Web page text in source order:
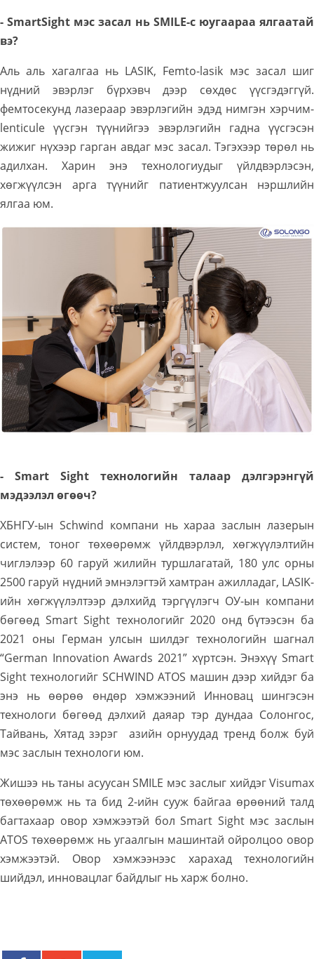
- SmartSight мэс засал нь SMILE-с юугаараа ялгаатай
вэ?
Аль аль хагалгаа нь LASIK, Femto-lasik мэс засал шиг
нүдний эвэрлэг бүрхэвч дээр сөхдөс үүсгэдэггүй.
фемтосекунд лазераар эвэрлэгийн эдэд нимгэн хэрчим-
lenticule үүсгэн түүнийгээ эвэрлэгийн гадна үүсгэсэн
жижиг нүхээр гарган авдаг мэс засал. Тэгэхээр төрөл нь
адилхан. Харин энэ технологиудыг үйлдвэрлэсэн,
хөгжүүлсэн арга түүнийг патиентжуулсан нэршлийн
ялгаа юм.
- Smart Sight технологийн талаар дэлгэрэнгүй
мэдээлэл өгөөч?
ХБНГУ-ын Schwind компани нь хараа заслын лазерын
систем, тоног төхөөрөмж үйлдвэрлэл, хөгжүүлэлтийн
чиглэлээр 60 гаруй жилийн туршлагатай, 180 улс орны
2500 гаруй нүдний эмнэлэгтэй хамтран ажилладаг, LASIK-
ийн хөгжүүлэлтээр дэлхийд тэргүүлэгч ОУ-ын компани
бөгөөд Smart Sight технологийг 2020 онд бүтээсэн ба
2021 оны Герман улсын шилдэг технологийн шагнал
“German Innovation Awards 2021” хүртсэн. Энэхүү Smart
Sight технологийг SCHWIND ATOS машин дээр хийдэг ба
энэ нь өөрөө өндөр хэмжээний Инновац шингэсэн
технологи бөгөөд дэлхий даяар тэр дундаа Солонгос,
Тайвань, Хятад зэрэг азийн орнуудад тренд болж буй
мэс заслын технологи юм.
Жишээ нь таны асуусан SMILE мэс заслыг хийдэг Visumax
төхөөрөмж нь та бид 2-ийн сууж байгаа өрөөний талд
багтахаар овор хэмжээтэй бол Smart Sight мэс заслын
ATOS төхөөрөмж нь угаалгын машинтай ойролцоо овор
хэмжээтэй. Овор хэмжээнээс харахад технологийн
шийдэл, инновацлаг байдлыг нь харж болно.